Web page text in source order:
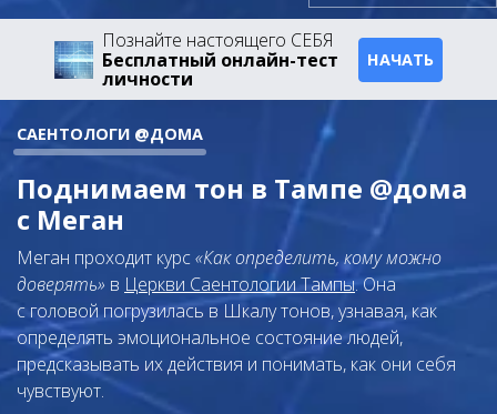
Познайте настоящего СЕБЯ
Бесплатный онлайн-тест
личности
НАЧАТЬ
САЕНТОЛОГИ @ДОМА
Поднимаем тон в Тампе @дома
с Меган
Меган проходит курс«Как определить, кому можно
доверять» в Церкви Саентологии Тампы. Она
с головой погрузилась в Шкалу тонов, узнавая, как
определять эмоциональное состояние людей,
предсказывать их действия и понимать, как они себя
чувствуют.